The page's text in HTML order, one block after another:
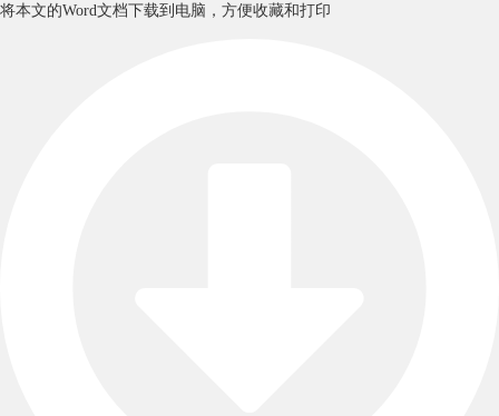
将本文的Word文档下载到电脑，方便收藏和打印